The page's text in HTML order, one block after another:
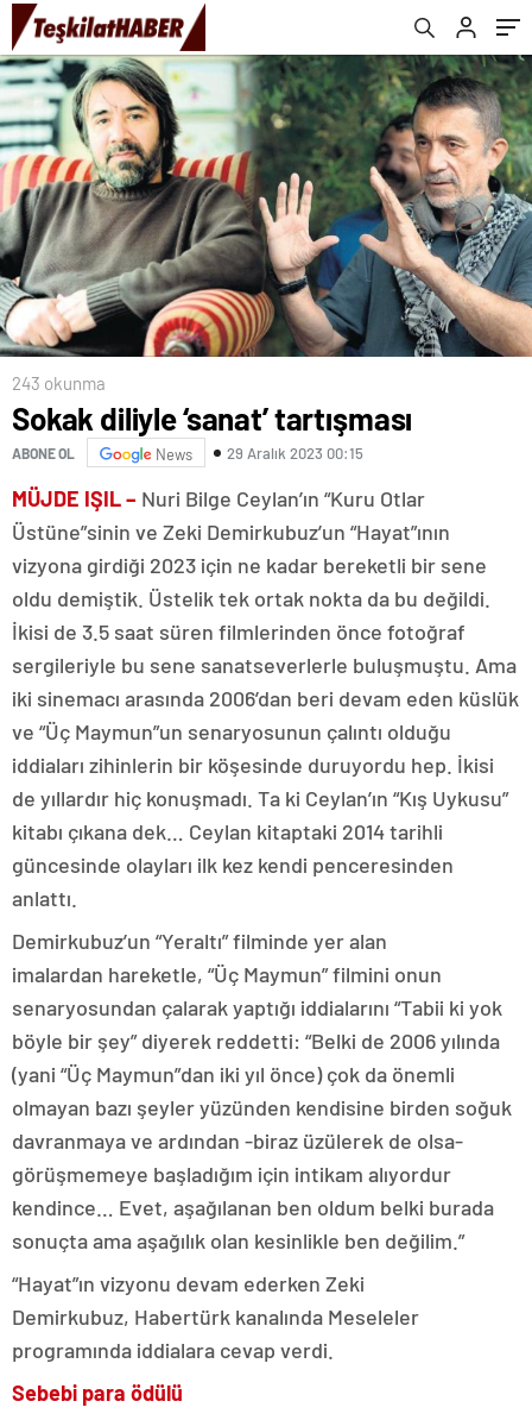
243 okunma
Sokak diliyle ‘sanat’ tartışması
ABONE OL News 29 Aralık 2023 00:15
MÜJDE IŞIL – Nuri Bilge Ceylan’ın “Kuru Otlar
Üstüne”sinin ve Zeki Demirkubuz’un “Hayat”ının
vizyona girdiği 2023 için ne kadar bereketli bir sene
oldu demiştik. Üstelik tek ortak nokta da bu değildi.
İkisi de 3.5 saat süren filmlerinden önce fotoğraf
sergileriyle bu sene sanatseverlerle buluşmuştu. Ama
iki sinemacı arasında 2006’dan beri devam eden küslük
ve “Üç Maymun”un senaryosunun çalıntı olduğu
iddiaları zihinlerin bir köşesinde duruyordu hep. İkisi
de yıllardır hiç konuşmadı. Ta ki Ceylan’ın “Kış Uykusu”
kitabı çıkana dek… Ceylan kitaptaki 2014 tarihli
güncesinde olayları ilk kez kendi penceresinden
anlattı.
Demirkubuz’un “Yeraltı” filminde yer alan
imalardan hareketle, “Üç Maymun” filmini onun
senaryosundan çalarak yaptığı iddialarını “Tabii ki yok
böyle bir şey” diyerek reddetti: “Belki de 2006 yılında
(yani “Üç Maymun”dan iki yıl önce) çok da önemli
olmayan bazı şeyler yüzünden kendisine birden soğuk
davranmaya ve ardından -biraz üzülerek de olsa-
görüşmemeye başladığım için intikam alıyordur
kendince… Evet, aşağılanan ben oldum belki burada
sonuçta ama aşağılık olan kesinlikle ben değilim.”
“Hayat”ın vizyonu devam ederken Zeki
Demirkubuz, Habertürk kanalında Meseleler
programında iddialara cevap verdi.
Sebebi para ödülü